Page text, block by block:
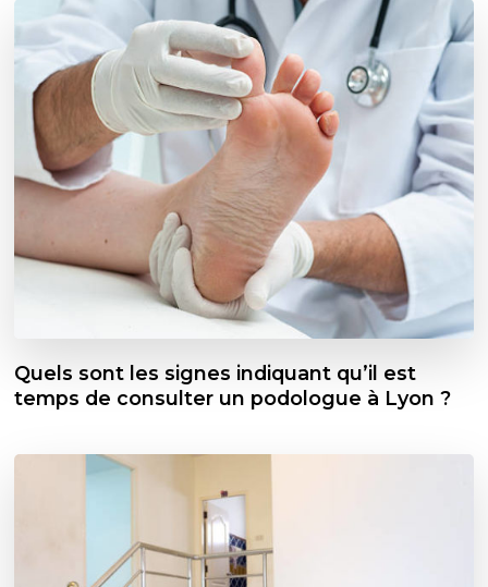
Quels sont les signes indiquant qu’il est
temps de consulter un podologue à Lyon ?